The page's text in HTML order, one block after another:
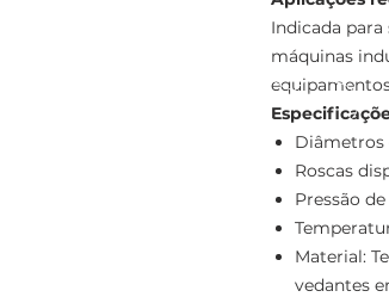
Indicada
máquinas
Diâmetros
Roscas
Pressão
Material:
vedantes